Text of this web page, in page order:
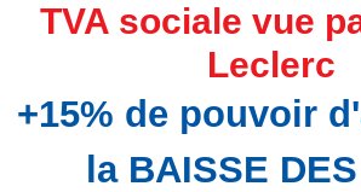
TVA sociale vue
Leclerc
+15% de pouvoir
la BAISSE